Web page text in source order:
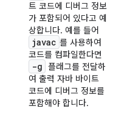
트 코드에 디버그 정보
가 포함되어 있다고 예
상합니다. 예를 들어
javac 를 사용하여
코드를 컴파일한다면
-g 플래그를 전달하
여 출력 자바 바이트
코드에 디버그 정보를
포함해야 합니다.